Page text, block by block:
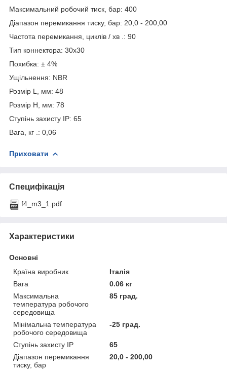
Максимальний робочий тиск, бар: 400
Діапазон перемикання тиску, бар: 20,0 - 200,00
Частота перемикання, циклів / хв .: 90
Тип коннектора: 30x30
Похибка: ± 4%
Ущільнення: NBR
Розмір L, мм: 48
Розмір H, мм: 78
Ступінь захисту IP: 65
Вага, кг .: 0,06
Приховати
Специфікація
f4_m3_1.pdf
Характеристики
Основні
Країна виробник
Італія
Вага
0.06 кг
Максимальна
температура робочого
середовища
85 град.
Мінімальна температура
робочого середовища
-25 град.
Ступінь захисту IP
65
Діапазон перемикання
тиску, бар
20,0 - 200,00